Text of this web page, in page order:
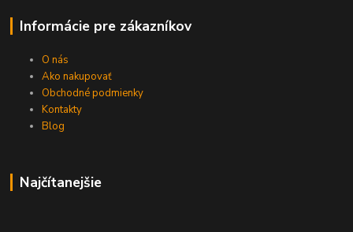
Informácie pre zákazníkov
O nás
Ako nakupovať
Obchodné podmienky
Kontakty
Blog
Najčítanejšie